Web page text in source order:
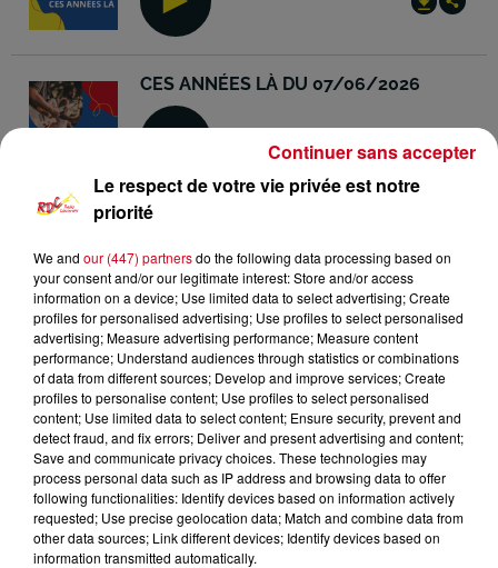
CES ANNÉES LÀ DU 07/06/2026
CES ANNÉES LÀ DU 31/05/2026
CES ANNÉES LÀ DU 24/05/2026
Le respect de votre vie privée est notre
priorité
We and our (447) partnersdo the following data processing based on
your consent and/or our legitimate interest: Store and/or access
information on a device; Use limited data to select advertising; Create
profiles for personalised advertising; Use profiles to select personalised
advertising; Measure advertising performance; Measure content
performance; Understand audiences through statistics or combinations
of data from different sources; Develop and improve services; Create
profiles to personalise content; Use profiles to select personalised
content; Use limited data to select content; Ensure security, prevent and
detect fraud, and fix errors; Deliver and present advertising and content;
Save and communicate privacy choices. These technologies may
process personal data such as IP address and browsing data to offer
following functionalities: Identify devices based on information actively
requested; Use precise geolocation data; Match and combine data from
other data sources; Link different devices; Identify devices based on
information transmitted automatically.
Continuer sans accepter